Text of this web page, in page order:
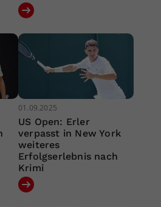
01.09.2025
US Open: Erler
verpasst in New York
weiteres
Erfolgserlebnis nach
Krimi